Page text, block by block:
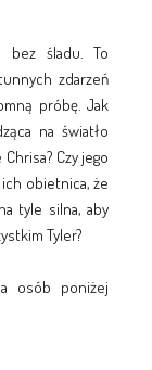
bez śladu. To
zdarzeń
próbę. Jak
na światło
Czy jego
ich obietnica, że
tyle silna, aby
Tyler?
osób poniżej